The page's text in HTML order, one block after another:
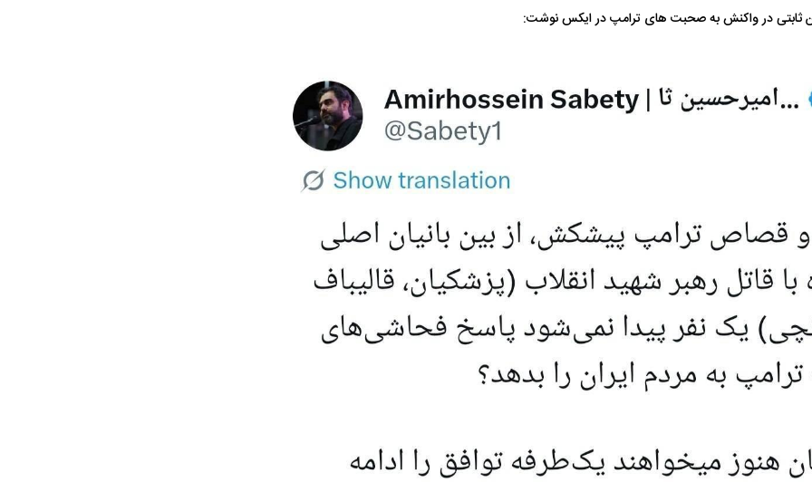
ثابتی در واکنش به صحبت های ترامپ در ایکس نوشت: